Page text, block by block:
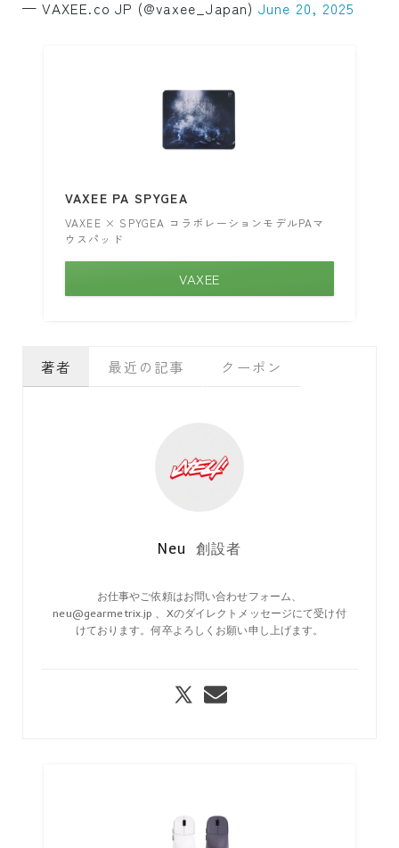
— VAXEE.co JP (@vaxee_Japan) June 20, 2025
VAXEE PA SPYGEA
VAXEE × SPYGEA コラボレーションモデルPAマ
ウスパッド
VAXEE
著者 最近の記事 クーポン
Neu 創設者
お仕事やご依頼はお問い合わせフォーム、
neu@gearmetrix.jp 、Xのダイレクトメッセージにて受け付
けております。何卒よろしくお願い申し上げます。